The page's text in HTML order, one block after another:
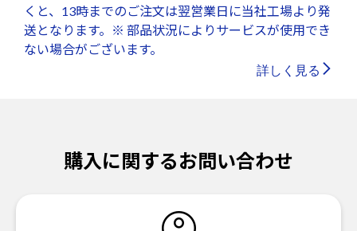
くと、13時までのご注文は翌営業日に当社工場より発
送となります。※ 部品状況によりサービスが使用でき
ない場合がございます。
詳しく見る
購入に関するお問い合わせ